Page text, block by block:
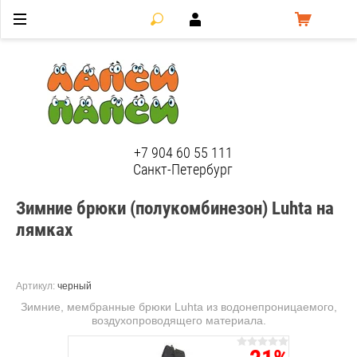
+7 904 60 55 111
Санкт-Петербург
Зимние брюки (полукомбинезон) Luhta на
лямках
Артикул: черный
Зимние, мембранные брюки Luhta из водонепроницаемого,
воздухопроводящего материала.